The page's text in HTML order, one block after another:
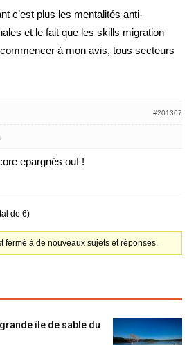
c’est plus les mentalités anti-
et le fait que les skills migration
à mon avis, tous secteurs
#201307
epargnés ouf !
de 6)
fermé à de nouveaux sujets et réponses.
île de sable du